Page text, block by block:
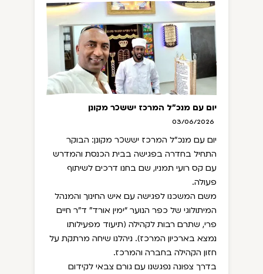
יום עם מנכ"ל המרכז יששכר מקונן
03/06/2026
יום עם מנכ"ל המרכז יששכר מקונן: הבוקר
התחיל בחדרה בפגישה בבית הכנסת והמדרש
עם קס רועי תמניו, שם בחנו דרכים לשיתוף
פעולה.
משם המשכנו לפגישה עם איש החינוך והמנהל
המיתולוגי של כפר הנוער “ימין אורד” ד"ר חיים
פרי, שתרם רבות לקהילה (תיעוד מפעילותו
נמצא בארכיון המרכז). ניהלנו שיחה מרתקת על
חזון הקהילה בחברה והמרכז.
בדרך צפונה נפגשנו עם גורם צבאי לקידום